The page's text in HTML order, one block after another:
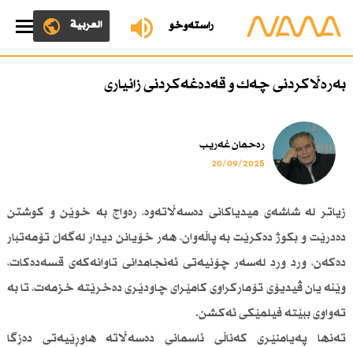
ڕاستەوخۆ العربية
بەرەڵاكردنی چەك و قەدەغەكردنی زانیاری
رەحمان غەریب
20/09/2025
زیاتر لە شاشەی میدیاكانی دەسەڵاتەوە، رەواج بە خوێن و كوشتن
دەدرێت و بكوژ دەكرێت بە پاڵەوان، هەر خۆیانن دیدار لەگەڵ تۆمەتبار
دەكەن، ورد ورد لەسەر چۆنیەتی ئەنجامدانی تاوانەكەی قسەدەكات،
وێنە یان ڤیدیۆی تۆماركراوی كامێرای چاودێری دەخرێتە خزمەت، تا بە
تەواوی ببێتە فیلمێكی ئەكشن.
تەنها پەیامنێری كەناڵی ئاسمانی دەسەڵاتە هاوڕێیەتی دەزگا